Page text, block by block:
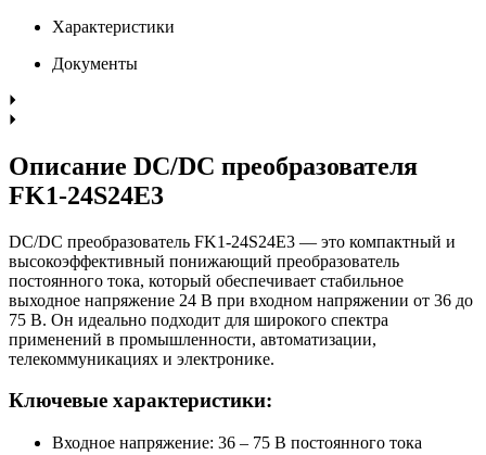
Характеристики
Документы
Описание DC/DC преобразователя
FK1-24S24E3
DC/DC преобразователь FK1-24S24E3 — это компактный и
высокоэффективный понижающий преобразователь
постоянного тока, который обеспечивает стабильное
выходное напряжение 24 В при входном напряжении от 36 до
75 В. Он идеально подходит для широкого спектра
применений в промышленности, автоматизации,
телекоммуникациях и электронике.
Ключевые характеристики:
Входное напряжение: 36 – 75 В постоянного тока